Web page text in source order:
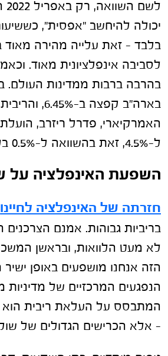
בלבד – זאת עלייה מהירה מאוד
לסביבה אינפלציונית מאוד.
בארה"ב קפצה
האמרקיארי, פדרל ריזרב,
ל-4.5%, זאת בהשוואה ל-0.5% בלבד באפריל.
השפעת האינפלציה על
חזרתה של האינפלציה לחיינו
בריביות גבוהות. אמנם הצרכנים
לא מעט הלוואות, ובראשן
הזה אנחנו מושפעים באופן
הנפגעים המרכזיים של מדיניות
המתבסס על העלאת ריבית הוא
– אלא הכרישים הגדולים של